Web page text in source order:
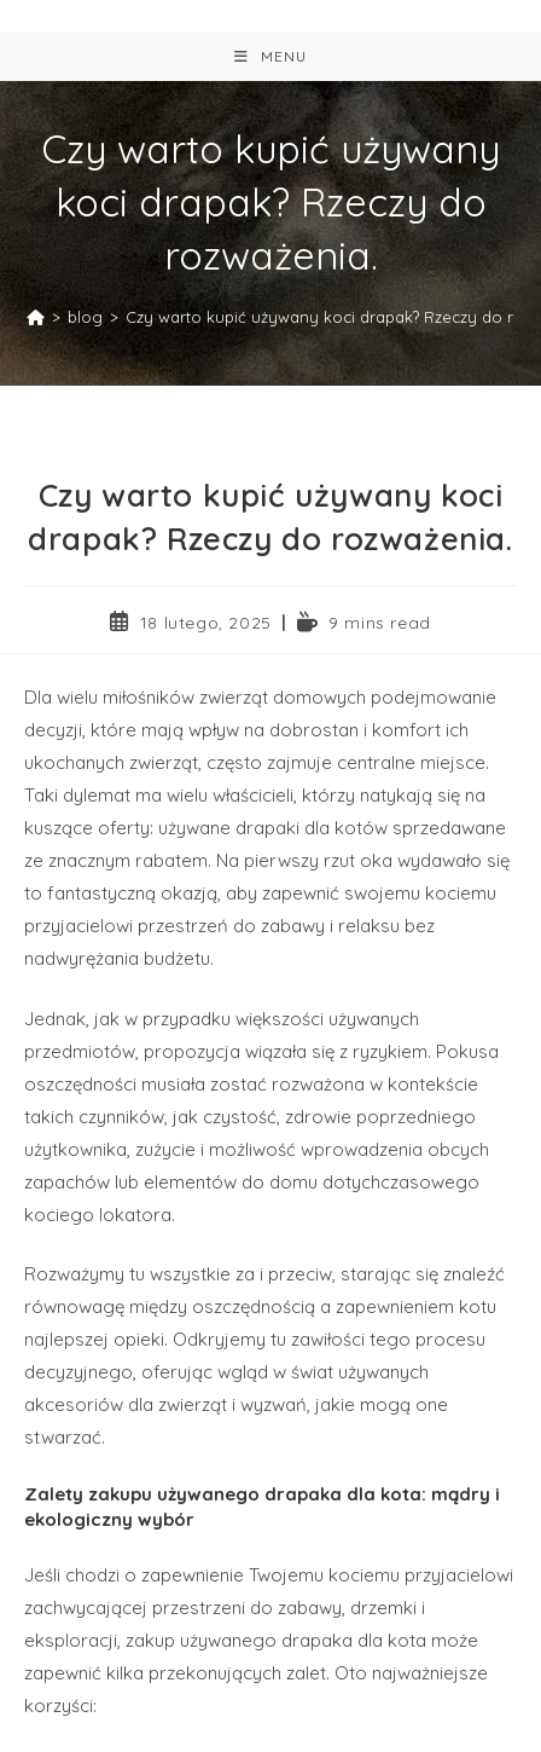
MENU
Czy warto kupić używany
koci drapak? Rzeczy do
rozważenia.
> blog > Czy warto kupić używany koci drapak? Rzeczy do
Czy warto kupić używany koci
drapak? Rzeczy do rozważenia.
18 lutego, 2025 9 mins read
Dla wielu miłośników zwierząt domowych podejmowanie
decyzji, które mają wpływ na dobrostan i komfort ich
ukochanych zwierząt, często zajmuje centralne miejsce.
Taki dylemat ma wielu właścicieli, którzy natykają się na
kuszące oferty: używane drapaki dla kotów sprzedawane
ze znacznym rabatem. Na pierwszy rzut oka wydawało się
to fantastyczną okazją, aby zapewnić swojemu kociemu
przyjacielowi przestrzeń do zabawy i relaksu bez
nadwyrężania budżetu.
Jednak, jak w przypadku większości używanych
przedmiotów, propozycja wiązała się z ryzykiem. Pokusa
oszczędności musiała zostać rozważona w kontekście
takich czynników, jak czystość, zdrowie poprzedniego
użytkownika, zużycie i możliwość wprowadzenia obcych
zapachów lub elementów do domu dotychczasowego
kociego lokatora.
Rozważymy tu wszystkie za i przeciw, starając się znaleźć
równowagę między oszczędnością a zapewnieniem kotu
najlepszej opieki. Odkryjemy tu zawiłości tego procesu
decyzyjnego, oferując wgląd w świat używanych
akcesoriów dla zwierząt i wyzwań, jakie mogą one
stwarzać.
Zalety zakupu używanego drapaka dla kota: mądry i
ekologiczny wybór
Jeśli chodzi o zapewnienie Twojemu kociemu przyjacielowi
zachwycającej przestrzeni do zabawy, drzemki i
eksploracji, zakup używanego drapaka dla kota może
zapewnić kilka przekonujących zalet. Oto najważniejsze
korzyści: